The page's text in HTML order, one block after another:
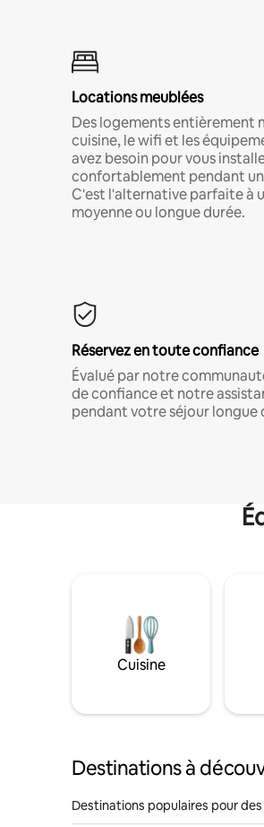
Locations meublées
Des logements entièrement
cuisine, le wifi et les
avez besoin pour vous
confortablement pendant un
C'est l'alternative parfaite à
moyenne ou longue durée.
Réservez en toute confiance
Évalué par notre
de confiance et notre
pendant votre séjour longue
Cuisine
Destinations à
Destinations populaires pour